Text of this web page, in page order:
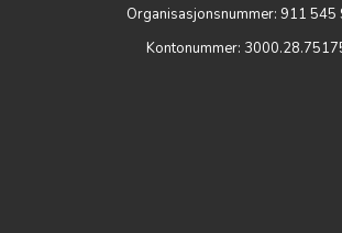
Organisasjonsnummer: 911 545
Kontonummer: